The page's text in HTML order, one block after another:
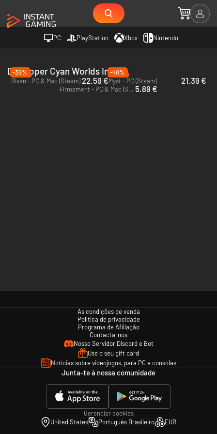
PC PlayStation Xbox Nintendo
Developer Cyan Worlds Inc
-36%
Riven - PC & Mac (Steam) 22.59 €
-40%
Myst - PC (Steam)
21.39 €
Firmament - PC & Mac (Steam) 5.89 €
As condições de venda
Política de privacidade
Programa de Afiliação
Contacta-nos
Nosso Servidor Discord e Bot
Use o seu gift card
Notícias sobre videojogos, para PC e consolas
Junta-te à nossa comunidade
Gerenciar cookies
United States
Português Brasileiro EUR